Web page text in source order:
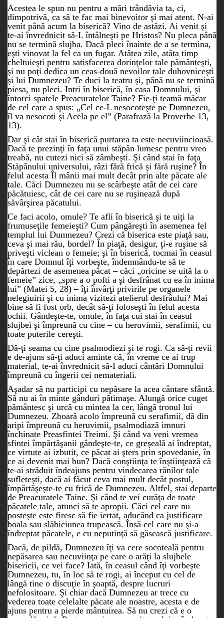
Acestea le spun nu pentru a mări trândăvia ta, ci,
dimpotrivă, ca să te fac mai binevoitor şi mai atent. N-ai
venit până acum la biserică? Vino de astăzi. Ai venit şi
te-ai învrednicit să-L întâlneşti pe Hristos? Nu pleca până
nu se termină slujba. Dacă pleci înainte de a se termina,
eşti vinovat la fel ca un fugar. Atâtea zile, atâta timp
cheltuieşti pentru satisfacerea dorinţelor tale pământeşti,
şi nu poţi dedica un ceas-două nevoilor tale duhovniceşti
şi lui Dumnezeu? Te duci la teatru şi, până nu se termină
piesa, nu pleci. Intri în biserică, în casa Domnului, şi
întorci spatele Preacuratelor Taine? Fie-ţi teamă măcar
de cel care a spus: „Cel ce-L nesocoteşte pe Dumnezeu,
îl va nesocoti şi Acela pe el” (Parafrază la Proverbe 13,
13).
Dar şi cât stai în biserică purtarea ta este necuviincioasă.
Dacă te prezinţi în faţa unui stăpân lumesc pentru vreo
treabă, nu cutezi nici să zâmbeşti. Şi când stai în faţa
Stăpânului universului, râzi fără frică şi fără ruşine? În
felul acesta Îl mânii mai mult decât prin alte păcate ale
tale. Căci Dumnezeu nu se scârbeşte atât de cei care
păcătuiesc, cât de cei care nu se ruşinează după
săvârşirea păcatului.
Ce faci acolo, omule? Te afli în biserică şi te uiţi la
frumuseţile femeieşti? Cum pângăreşti în asemenea fel
templul lui Dumnezeu? Crezi că biserica este piaţă sau,
ceva şi mai rău, bordel? În piaţă, desigur, ţi-e ruşine să
priveşti viclean o femeie; şi în biserică, tocmai în ceasul
în care Domnul îţi vorbeşte, îndemnându-te să te
depărtezi de asemenea păcat – căci „oricine se uită la o
femeie” zice, „spre a o pofti a şi desfrânat cu ea în inima
lui” (Matei 5, 28) – îţi învârţi privirile pe organele
nelegiuirii şi cu inima vizitezi atelierul desfrâului? Mai
bine să fi fost orb, decât să-ţi foloseşti în felul acesta
ochii. Gândeşte-te, omule, în faţa cui stai în ceasul
slujbei şi împreună cu cine – cu heruvimii, serafimii, cu
toate puterile cereşti.
Dă-ţi seama cu cine psalmodiezi şi te rogi. Ca să-ţi revii
e de-ajuns să-ţi aduci aminte că, în vreme ce ai trup
material, te-ai învrednicit să-I aduci cântări Domnului
împreună cu îngerii cei nemateriali.
Aşadar să nu participi cu nepăsare la acea cântare sfântă.
Să nu ai în minte gânduri pătimaşe. Alungă orice cuget
pământesc şi urcă cu mintea la cer, lângă tronul lui
Dumnezeu. Zboară acolo împreună cu serafimii, dă din
aripi împreună cu heruvimii, psalmodiază imnuri
închinate Preasfintei Treimi. Şi când va veni vremea
sfintei împărtăşanii gândeşte-te, ce greşeală ai îndreptat,
ce virtute ai izbutit, ce păcat ai şters prin spovedanie, în
ce ai devenit mai bun? Dacă conştiinţa te înştiinţează că
te-ai străduit îndeajuns pentru vindecarea rănilor tale
sufleteşti, dacă ai făcut ceva mai mult decât postul,
împărtăşeşte-te cu frică de Dumnezeu. Altfel, stai departe
de Preacuratele Taine. Şi când te vei curăţa de toate
păcatele tale, atunci să te apropii. Căci cel care nu
posteşte este firesc să fie iertat, aducând ca justificare
boala sau slăbiciunea trupească. Însă cel care nu şi-a
îndreptat păcatele, e cu neputinţă să găsească justificare.
Dacă, de pildă, Dumnezeu îţi va cere socoteală pentru
nepăsarea sau necuviinţa pe care o arăţi la slujbele
bisericii, ce vei face? Iată, în ceasul când îţi vorbeşte
Dumnezeu, tu, în loc să te rogi, ai început cu cel de
lângă tine o discuţie în şoaptă, despre lucruri
nefolositoare. Şi chiar dacă Dumnezeu ar trece cu
vederea toate celelalte păcate ale noastre, acesta e de
ajuns pentru a pierde mântuirea. Să nu crezi că e o